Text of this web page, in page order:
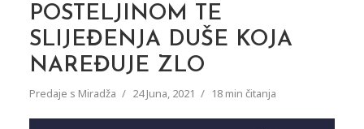
POSTELJINOM TE
SLIJEĐENJA DUŠE KOJA
NAREĐUJE ZLO
Predaje s Miradža 24 Juna, 2021 18 min čitanja